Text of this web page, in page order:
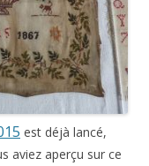
est déjà lancé,
aviez aperçu sur ce